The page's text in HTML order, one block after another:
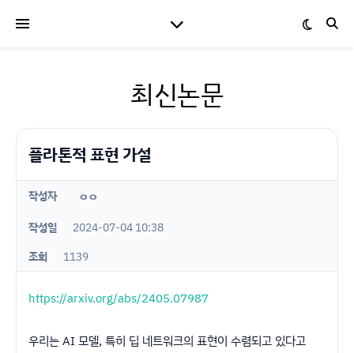
최신논문
플라톤적 표현 가설
작성자 ㅇㅇ
작성일
2024-07-04 10:38
조회
1139
https://arxiv.org/abs/2405.07987
우리는 AI 모델, 특히 딥 네트워크의 표현이 수렴되고 있다고